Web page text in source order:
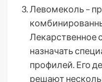
Левомеколь –
Лекарственное
назначать
профилей. Его
решают